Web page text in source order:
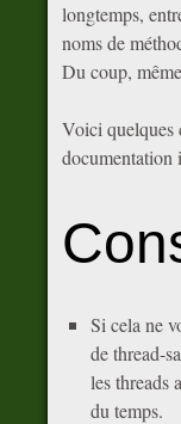
longtemps,
noms de
Du coup,
Voici quelques
documentation
Si cela ne
de thread-
les threads
du temps.